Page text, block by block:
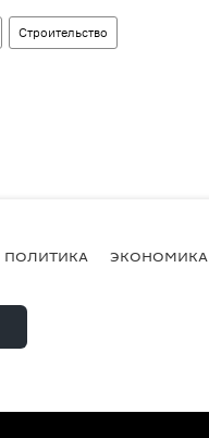
Строительство
ПОЛИТИКА ЭКОНОМИКА